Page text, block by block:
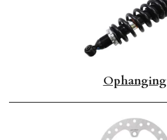
Ophanging